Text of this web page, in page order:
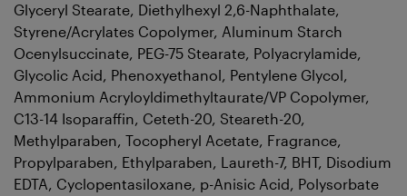
Glyceryl Stearate, Diethylhexyl 2,6-Naphthalate,
Styrene/Acrylates Copolymer, Aluminum Starch
Ocenylsuccinate, PEG-75 Stearate, Polyacrylamide,
Glycolic Acid, Phenoxyethanol, Pentylene Glycol,
Ammonium Acryloyldimethyltaurate/VP Copolymer,
C13-14 Isoparaffin, Ceteth-20, Steareth-20,
Methylparaben, Tocopheryl Acetate, Fragrance,
Propylparaben, Ethylparaben, Laureth-7, BHT, Disodium
EDTA, Cyclopentasiloxane, p-Anisic Acid, Polysorbate